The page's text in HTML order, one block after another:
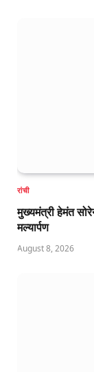
रांची
मुख्यमंत्री हेमंत
मल्यार्पण
August 8, 2026